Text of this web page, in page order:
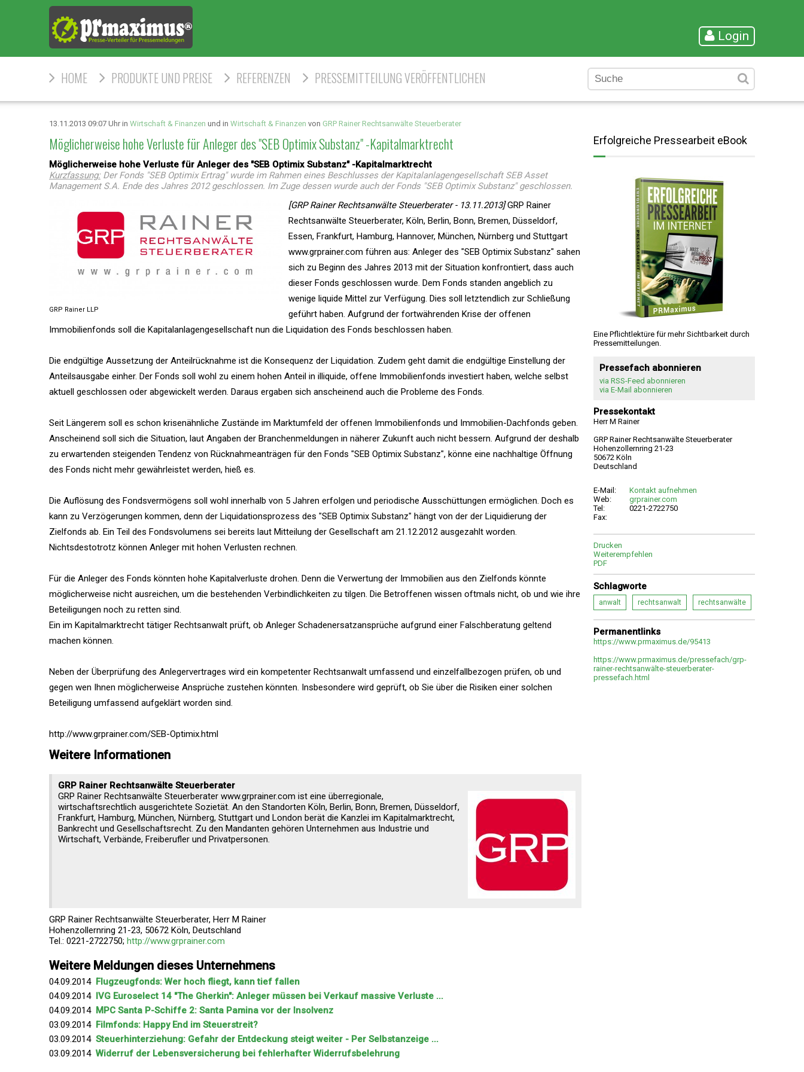
Login
HOME PRODUKTE UND PREISE REFERENZEN PRESSEMITTEILUNG VERÖFFENTLICHEN
13.11.2013 09:07 Uhr in Wirtschaft & Finanzen und in Wirtschaft & Finanzen von GRP Rainer Rechtsanwälte Steuerberater
Möglicherweise hohe Verluste für Anleger des "SEB Optimix Substanz" -Kapitalmarktrecht
Möglicherweise hohe Verluste für Anleger des "SEB Optimix Substanz" -Kapitalmarktrecht
Kurzfassung:Der Fonds "SEB Optimix Ertrag" wurde im Rahmen eines Beschlusses der Kapitalanlagengesellschaft SEB Asset
Management S.A. Ende des Jahres 2012 geschlossen. Im Zuge dessen wurde auch der Fonds "SEB Optimix Substanz" geschlossen.
GRP Rainer LLP
[GRP Rainer Rechtsanwälte Steuerberater - 13.11.2013]GRP Rainer
Rechtsanwälte Steuerberater, Köln, Berlin, Bonn, Bremen, Düsseldorf,
Essen, Frankfurt, Hamburg, Hannover, München, Nürnberg und Stuttgart
www.grprainer.com führen aus: Anleger des "SEB Optimix Substanz" sahen
sich zu Beginn des Jahres 2013 mit der Situation konfrontiert, dass auch
dieser Fonds geschlossen wurde. Dem Fonds standen angeblich zu
wenige liquide Mittel zur Verfügung. Dies soll letztendlich zur Schließung
geführt haben. Aufgrund der fortwährenden Krise der offenen
Immobilienfonds soll die Kapitalanlagengesellschaft nun die Liquidation des Fonds beschlossen haben.
Die endgültige Aussetzung der Anteilrücknahme ist die Konsequenz der Liquidation. Zudem geht damit die endgültige Einstellung der
Anteilsausgabe einher. Der Fonds soll wohl zu einem hohen Anteil in illiquide, offene Immobilienfonds investiert haben, welche selbst
aktuell geschlossen oder abgewickelt werden. Daraus ergaben sich anscheinend auch die Probleme des Fonds.
Seit Längerem soll es schon krisenähnliche Zustände im Marktumfeld der offenen Immobilienfonds und Immobilien-Dachfonds geben.
Anscheinend soll sich die Situation, laut Angaben der Branchenmeldungen in näherer Zukunft auch nicht bessern. Aufgrund der deshalb
zu erwartenden steigenden Tendenz von Rücknahmeanträgen für den Fonds "SEB Optimix Substanz", könne eine nachhaltige Öffnung
des Fonds nicht mehr gewährleistet werden, hieß es.
Die Auflösung des Fondsvermögens soll wohl innerhalb von 5 Jahren erfolgen und periodische Ausschüttungen ermöglichen. Doch es
kann zu Verzögerungen kommen, denn der Liquidationsprozess des "SEB Optimix Substanz" hängt von der der Liquidierung der
Zielfonds ab. Ein Teil des Fondsvolumens sei bereits laut Mitteilung der Gesellschaft am 21.12.2012 ausgezahlt worden.
Nichtsdestotrotz können Anleger mit hohen Verlusten rechnen.
Für die Anleger des Fonds könnten hohe Kapitalverluste drohen. Denn die Verwertung der Immobilien aus den Zielfonds könnte
möglicherweise nicht ausreichen, um die bestehenden Verbindlichkeiten zu tilgen. Die Betroffenen wissen oftmals nicht, ob und wie ihre
Beteiligungen noch zu retten sind.
Ein im Kapitalmarktrecht tätiger Rechtsanwalt prüft, ob Anleger Schadenersatzansprüche aufgrund einer Falschberatung geltend
machen können.
Neben der Überprüfung des Anlegervertrages wird ein kompetenter Rechtsanwalt umfassend und einzelfallbezogen prüfen, ob und
gegen wen Ihnen möglicherweise Ansprüche zustehen könnten. Insbesondere wird geprüft, ob Sie über die Risiken einer solchen
Beteiligung umfassend aufgeklärt worden sind.
http://www.grprainer.com/SEB-Optimix.html
Weitere Informationen
GRP Rainer Rechtsanwälte Steuerberater
GRP Rainer Rechtsanwälte Steuerberater www.grprainer.com ist eine überregionale,
wirtschaftsrechtlich ausgerichtete Sozietät. An den Standorten Köln, Berlin, Bonn, Bremen, Düsseldorf,
Frankfurt, Hamburg, München, Nürnberg, Stuttgart und London berät die Kanzlei im Kapitalmarktrecht,
Bankrecht und Gesellschaftsrecht. Zu den Mandanten gehören Unternehmen aus Industrie und
Wirtschaft, Verbände, Freiberufler und Privatpersonen.
GRP Rainer Rechtsanwälte Steuerberater, Herr M Rainer
Hohenzollernring 21-23, 50672 Köln, Deutschland
Tel.: 0221-2722750; http://www.grprainer.com
Weitere Meldungen dieses Unternehmens
04.09.2014 Flugzeugfonds: Wer hoch fliegt, kann tief fallen
04.09.2014 IVG Euroselect 14 "The Gherkin": Anleger müssen bei Verkauf massive Verluste ...
04.09.2014 MPC Santa P-Schiffe 2: Santa Pamina vor der Insolvenz
03.09.2014 Filmfonds: Happy End im Steuerstreit?
03.09.2014 Steuerhinterziehung: Gefahr der Entdeckung steigt weiter - Per Selbstanzeige ...
03.09.2014 Widerruf der Lebensversicherung bei fehlerhafter Widerrufsbelehrung
Erfolgreiche Pressearbeit eBook
Eine Pflichtlektüre für mehr Sichtbarkeit durch
Pressemitteilungen.
Pressefach abonnieren
via RSS-Feed abonnieren
via E-Mail abonnieren
Pressekontakt
Herr M Rainer
GRP Rainer Rechtsanwälte Steuerberater
Hohenzollernring 21-23
50672 Köln
Deutschland
E-Mail:
Kontakt aufnehmen
Web:
grprainer.com
Tel:
0221-2722750
Fax:
Drucken
Weiterempfehlen
PDF
Schlagworte
anwalt rechtsanwalt rechtsanwälte
Permanentlinks
https://www.prmaximus.de/95413
https://www.prmaximus.de/pressefach/grp-
rainer-rechtsanwälte-steuerberater-
pressefach.html